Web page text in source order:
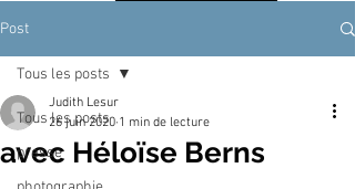
Post
Tous les posts
presse
Tous les posts
avec Héloïse Berns
Judith Lesur
26 juin 2020 1 min de lecture